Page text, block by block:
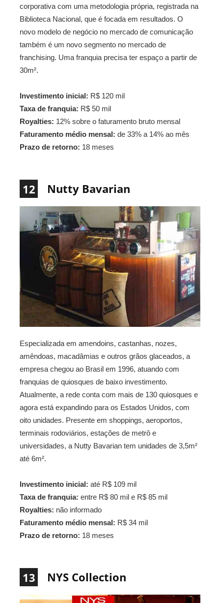
corporativa com uma metodologia própria, registrada na
Biblioteca Nacional, que é focada em resultados. O
novo modelo de negócio no mercado de comunicação
também é um novo segmento no mercado de
franchising. Uma franquia precisa ter espaço a partir de
30m².
Investimento inicial: R$ 120 mil
Taxa de franquia: R$ 50 mil
Royalties: 12% sobre o faturamento bruto mensal
Faturamento médio mensal: de 33% a 14% ao mês
Prazo de retorno: 18 meses
12 Nutty Bavarian
Especializada em amendoins, castanhas, nozes,
amêndoas, macadâmias e outros grãos glaceados, a
empresa chegou ao Brasil em 1996, atuando com
franquias de quiosques de baixo investimento.
Atualmente, a rede conta com mais de 130 quiosques e
agora está expandindo para os Estados Unidos, com
oito unidades. Presente em shoppings, aeroportos,
terminais rodoviários, estações de metrô e
universidades, a Nutty Bavarian tem unidades de 3,5m²
até 6m².
Investimento inicial: até R$ 109 mil
Taxa de franquia: entre R$ 80 mil e R$ 85 mil
Royalties: não informado
Faturamento médio mensal: R$ 34 mil
Prazo de retorno: 18 meses
13 NYS Collection